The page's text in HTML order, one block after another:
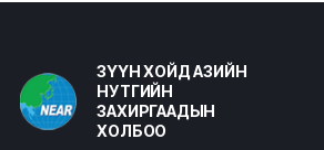
ЗҮҮН ХОЙД АЗИЙН
НУТГИЙН
ЗАХИРГААДЫН
ХОЛБОО